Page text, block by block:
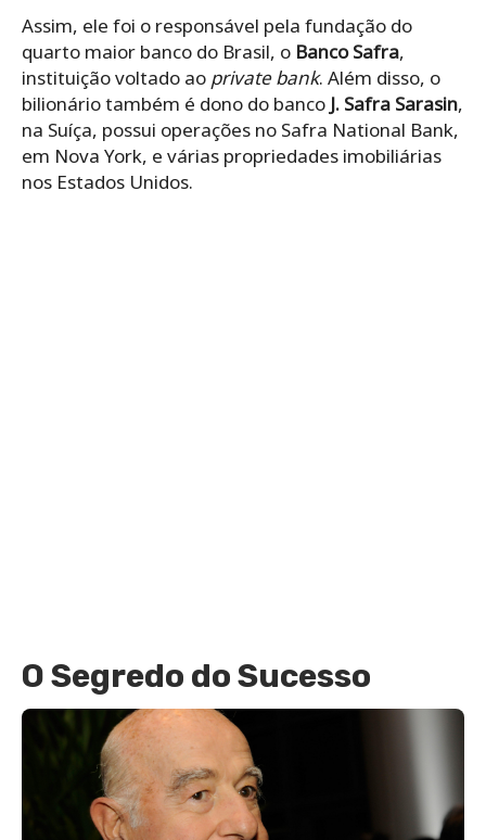
Assim, ele foi o responsável pela fundação do
quarto maior banco do Brasil, o Banco Safra,
instituição voltado ao private bank. Além disso, o
bilionário também é dono do banco J. Safra Sarasin,
na Suíça, possui operações no Safra National Bank,
em Nova York, e várias propriedades imobiliárias
nos Estados Unidos.
O Segredo do Sucesso